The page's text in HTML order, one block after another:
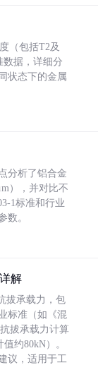
（包括T2及
数据，详细分
状态下的金属
分析了铝合金
），并对比不
1标准和行业
数。
解
拔承载力，包
标准（如《混
拔承载力计算
约80kN）。
议，适用于工